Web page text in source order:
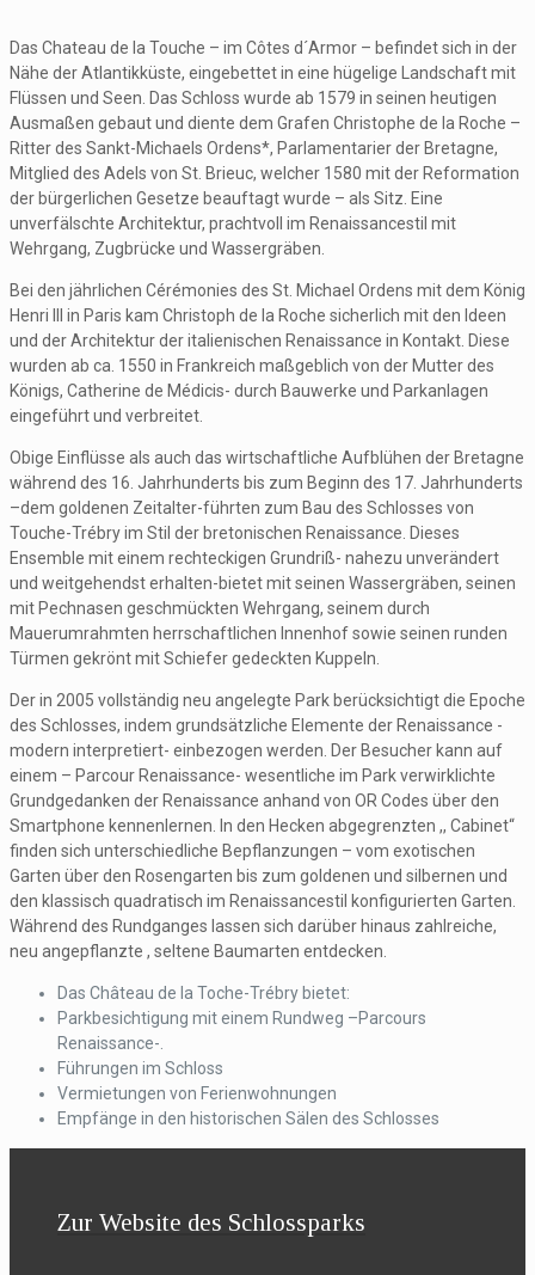
Das Chateau de la Touche – im Côtes d´Armor – befindet sich in der
Nähe der Atlantikküste, eingebettet in eine hügelige Landschaft mit
Flüssen und Seen. Das Schloss wurde ab 1579 in seinen heutigen
Ausmaßen gebaut und diente dem Grafen Christophe de la Roche –
Ritter des Sankt-Michaels Ordens*, Parlamentarier der Bretagne,
Mitglied des Adels von St. Brieuc, welcher 1580 mit der Reformation
der bürgerlichen Gesetze beauftagt wurde – als Sitz. Eine
unverfälschte Architektur, prachtvoll im Renaissancestil mit
Wehrgang, Zugbrücke und Wassergräben.
Bei den jährlichen Cérémonies des St. Michael Ordens mit dem König
Henri III in Paris kam Christoph de la Roche sicherlich mit den Ideen
und der Architektur der italienischen Renaissance in Kontakt. Diese
wurden ab ca. 1550 in Frankreich maßgeblich von der Mutter des
Königs, Catherine de Médicis- durch Bauwerke und Parkanlagen
eingeführt und verbreitet.
Obige Einflüsse als auch das wirtschaftliche Aufblühen der Bretagne
während des 16. Jahrhunderts bis zum Beginn des 17. Jahrhunderts
–dem goldenen Zeitalter-führten zum Bau des Schlosses von
Touche-Trébry im Stil der bretonischen Renaissance. Dieses
Ensemble mit einem rechteckigen Grundriß- nahezu unverändert
und weitgehendst erhalten-bietet mit seinen Wassergräben, seinen
mit Pechnasen geschmückten Wehrgang, seinem durch
Mauerumrahmten herrschaftlichen Innenhof sowie seinen runden
Türmen gekrönt mit Schiefer gedeckten Kuppeln.
Der in 2005 vollständig neu angelegte Park berücksichtigt die Epoche
des Schlosses, indem grundsätzliche Elemente der Renaissance -
modern interpretiert- einbezogen werden. Der Besucher kann auf
einem – Parcour Renaissance- wesentliche im Park verwirklichte
Grundgedanken der Renaissance anhand von OR Codes über den
Smartphone kennenlernen. In den Hecken abgegrenzten ,, Cabinet“
finden sich unterschiedliche Bepflanzungen – vom exotischen
Garten über den Rosengarten bis zum goldenen und silbernen und
den klassisch quadratisch im Renaissancestil konfigurierten Garten.
Während des Rundganges lassen sich darüber hinaus zahlreiche,
neu angepflanzte , seltene Baumarten entdecken.
Das Château de la Toche-Trébry bietet:
Parkbesichtigung mit einem Rundweg –Parcours
Renaissance-.
Führungen im Schloss
Vermietungen von Ferienwohnungen
Empfänge in den historischen Sälen des Schlosses
Zur Website des Schlossparks